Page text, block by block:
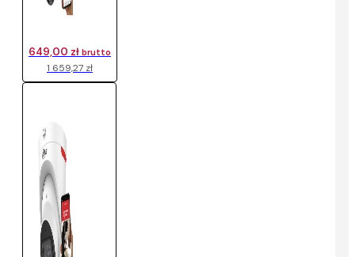
1 659,27 zł
649,00 zł brutto